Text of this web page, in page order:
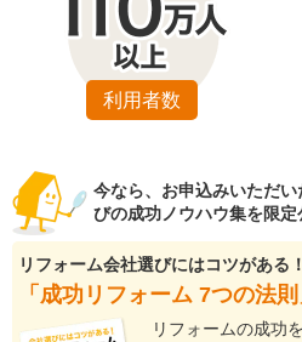
利用者数
今なら、お申込みいただ
びの成功ノウハウ集を限定
リフォーム会社選びにはコツがある！
「成功リフォーム 7つの法則
リフォームの成功